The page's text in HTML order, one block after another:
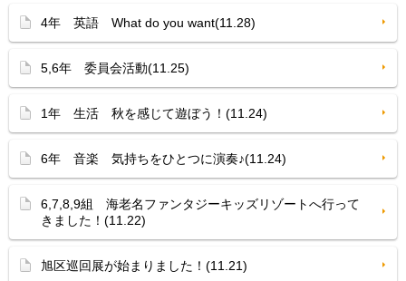
4年 英語 What do you want(11.28)
5,6年 委員会活動(11.25)
1年 生活 秋を感じて遊ぼう！(11.24)
6年 音楽 気持ちをひとつに演奏♪(11.24)
6,7,8,9組 海老名ファンタジーキッズリゾートへ行って
きました！(11.22)
旭区巡回展が始まりました！(11.21)